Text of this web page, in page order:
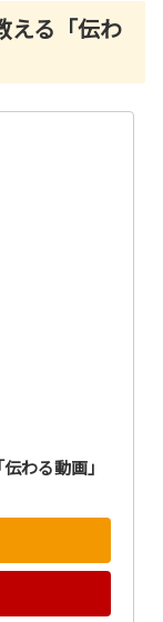
える「伝わ
わる動画」